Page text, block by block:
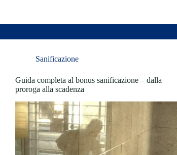
Sanificazione
Guida completa al bonus sanificazione – dalla
proroga alla scadenza